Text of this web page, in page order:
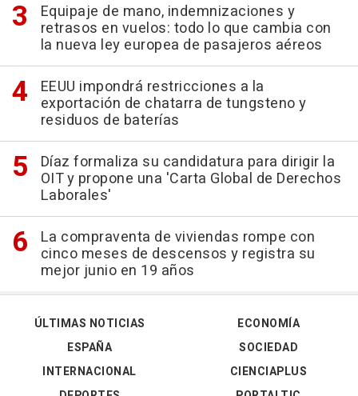
Equipaje de mano, indemnizaciones y
retrasos en vuelos: todo lo que cambia con
la nueva ley europea de pasajeros aéreos
EEUU impondrá restricciones a la
exportación de chatarra de tungsteno y
residuos de baterías
Díaz formaliza su candidatura para dirigir la
OIT y propone una 'Carta Global de Derechos
Laborales'
La compraventa de viviendas rompe con
cinco meses de descensos y registra su
mejor junio en 19 años
ÚLTIMAS NOTICIAS
ESPAÑA
INTERNACIONAL
ECONOMÍA
SOCIEDAD
CIENCIAPLUS